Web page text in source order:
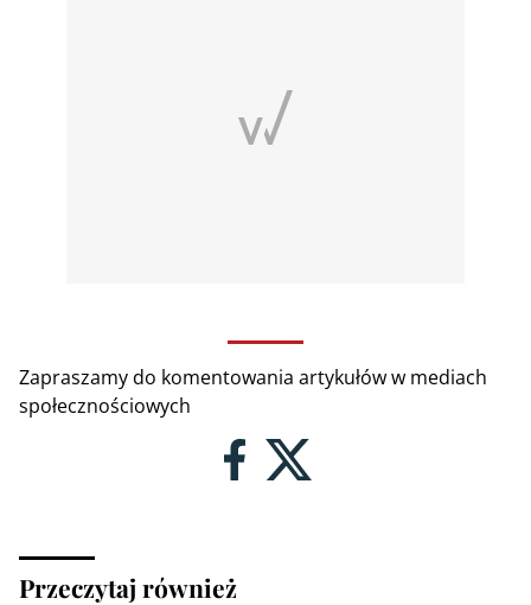
Zapraszamy do komentowania artykułów w mediach
społecznościowych
Przeczytaj również